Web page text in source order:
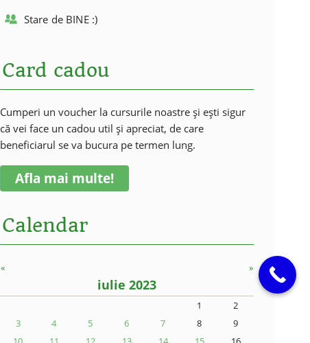
Stare de BINE :)
Card cadou
Cumperi un voucher la cursurile noastre și ești sigur
că vei face un cadou util și apreciat, de care
beneficiarul se va bucura pe termen lung.
Afla mai multe!
Calendar
« »
iulie 2023
1
2
3
4 5 6 7 8
9